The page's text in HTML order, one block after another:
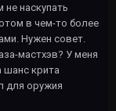
наскупать
в чем-то более
Нужен совет.
мастхэв? У меня
шанс крита
для оружия